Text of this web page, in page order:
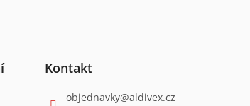
Kontakt
objednavky@aldivex.cz